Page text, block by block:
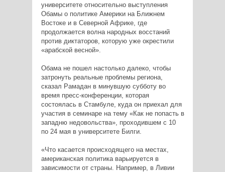
университете относительно выступления
Обамы о политике Америки на Ближнем
Востоке и в Северной Африке, где
продолжается волна народных восстаний
против диктаторов, которую уже окрестили
«арабской весной».
Обама не пошел настолько далеко, чтобы
затронуть реальные проблемы региона,
сказал Рамадан в минувшую субботу во
время пресс-конференции, которая
состоялась в Стамбуле, куда он приехал для
участия в семинаре на тему «Как не попасть в
западню недовольства», проходившем с 10
по 24 мая в университете Билги.
«Что касается происходящего на местах,
американская политика варьируется в
зависимости от страны. Например, в Ливии